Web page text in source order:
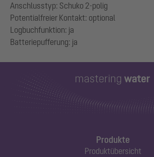
Anschlusstyp: Schuko 2-polig
Potentialfreier Kontakt: optional
Logbuchfunktion: ja
Produkte
Produktübersicht